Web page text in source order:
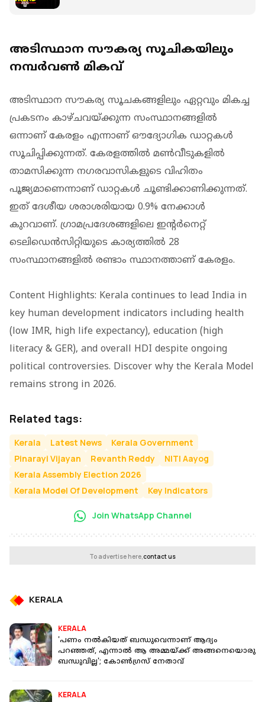
അടിസ്ഥാന സൗകര്യ സൂചികയിലും
നമ്പർവൺ മികവ്
അടിസ്ഥാന സൗകര്യ സൂചകങ്ങളിലും ഏറ്റവും മികച്ച
പ്രകടനം കാഴ്ചവയ്ക്കുന്ന സംസ്ഥാനങ്ങളിൽ
ഒന്നാണ് കേരളം എന്നാണ് ഔദ്യോ​ഗിക ഡാറ്റകൾ
സൂചിപ്പിക്കുന്നത്. കേരളത്തിൽ മൺവീടുകളിൽ
താമസിക്കുന്ന നഗരവാസികളുടെ വിഹിതം
പൂജ്യമാണെന്നാണ് ഡാറ്റകൾ ചൂണ്ടിക്കാണിക്കുന്നത്.
ഇത് ദേശീയ ശരാശരിയായ 0.9% നേക്കാൾ
കുറവാണ്. ഗ്രാമപ്രദേശങ്ങളിലെ ഇന്റർനെറ്റ്
ടെലിഡെൻസിറ്റിയുടെ കാര്യത്തിൽ 28
സംസ്ഥാനങ്ങളിൽ രണ്ടാം സ്ഥാനത്താണ് കേരളം.
Content Highlights: Kerala continues to lead India in
key human development indicators including health
(low IMR, high life expectancy), education (high
literacy & GER), and overall HDI despite ongoing
political controversies. Discover why the Kerala Model
remains strong in 2026.
Related tags:
Kerala Latest News
Kerala Government
Pinarayi Vijayan
Revanth Reddy
NITI Aayog
Kerala Assembly Election 2026
Kerala Model Of Development
Key Indicators
Join WhatsApp Channel
To advertise here,contact us
KERALA
KERALA
'പണം നൽകിയത് ബന്ധുവെന്നാണ് ആദ്യം
പറഞ്ഞത്, എന്നാൽ ആ അമ്മയ്ക്ക് അങ്ങനെയൊരു
ബന്ധുവില്ല'; കോൺഗ്രസ് നേതാവ്
KERALA